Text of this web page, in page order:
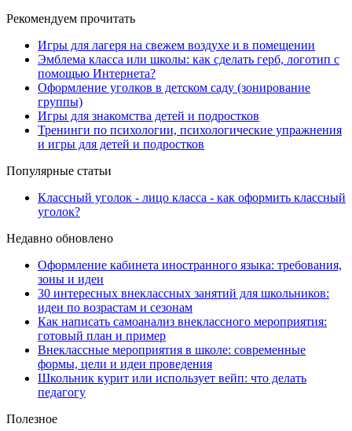
Рекомендуем прочитать
Игры для лагеря на свежем воздухе и в помещении
Эмблема класса или школы: как сделать герб, логотип с
помощью Интернета?
Оформление уголков в детском саду (зонирование
группы)
Игры для знакомства детей и подростков
Тренинги по психологии, психологические упражнения
и игры для детей и подростков
Популярные статьи
Классный уголок - лицо класса - как оформить классный
уголок?
Недавно обновлено
Оформление кабинета иностранного языка: требования,
зоны и идеи
30 интересных внеклассных занятий для школьников:
идеи по возрастам и сезонам
Как написать самоанализ внеклассного мероприятия:
готовый план и пример
Внеклассные мероприятия в школе: современные
формы, цели и идеи проведения
Школьник курит или использует вейп: что делать
педагогу
Полезное